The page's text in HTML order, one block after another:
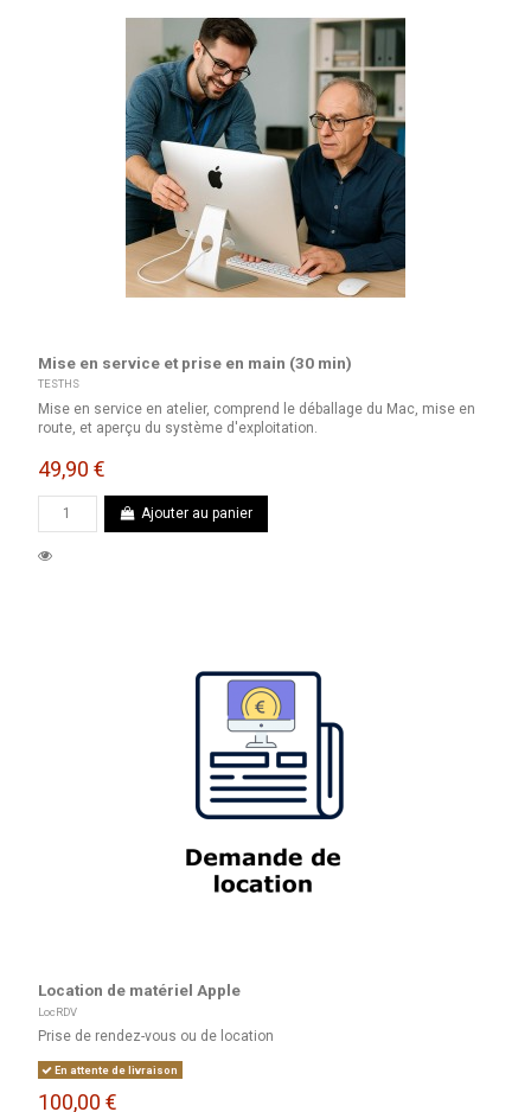
Mise en service et prise en main (30 min)
TESTHS
Mise en service en atelier, comprend le déballage du Mac, mise en
route, et aperçu du système d'exploitation.
49,90 €
Ajouter au panier
Location de matériel Apple
LocRDV
Prise de rendez-vous ou de location
En attente de livraison
100,00 €